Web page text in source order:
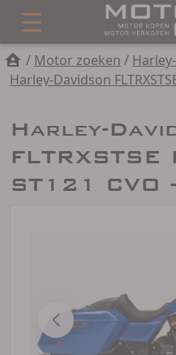
/ Motor zoeken /
Harley-
ST121